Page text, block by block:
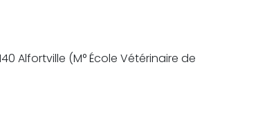
Alfortville (M° École Vétérinaire de